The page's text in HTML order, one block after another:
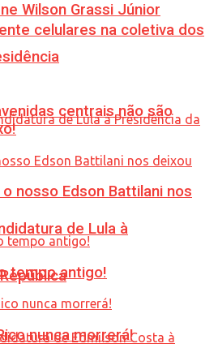
Wilson Grassi Júnior
de Lula à
celulares na coletiva dos
centrais não são
nosso Edson Battilani nos
tempo antigo!
nunca morrerá!